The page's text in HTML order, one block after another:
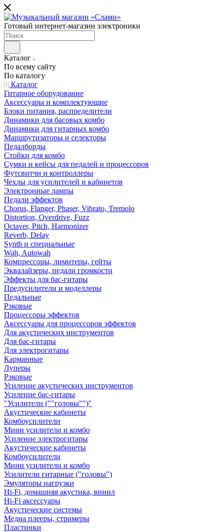
Готовый интернет-магазин электроники
Каталог
По всему сайту
По каталогу
Каталог
Гитарное оборудование
Аксессуары и комплектующие
Блоки питания, распределители
Динамики для басовых комбо
Динамики для гитарных комбо
Маршрутизаторы и селекторы
Педалборды
Стойки для комбо
Сумки и кейсы для педалей и процессоров
Футсвитчи и контроллеры
Чехлы для усилителей и кабинетов
Электронные лампы
Педали эффектов
Chorus, Flanger, Phaser, Vibrato, Tremolo
Distortion, Overdrive, Fuzz
Octaver, Pitch, Harmonizer
Reverb, Delay
Synth и специальные
Wah, Autowah
Компрессоры, лимитеры, гейты
Эквалайзеры, педали громкости
Эффекты для бас-гитары
Предусилители и моделлеры
Педальные
Рэковые
Процессоры эффектов
Аксессуары для процессоров эффектов
Для акустических инструментов
Для бас-гитары
Для электрогитары
Карманные
Луперы
Рэковые
Усиление акустических инструментов
Усиление бас-гитары
"Усилители (""головы"")"
Акустические кабинеты
Комбоусилители
Мини усилители и комбо
Усиление электрогитары
Акустические кабинеты
Комбоусилители
Мини усилители и комбо
Усилители гитарные ("головы")
Эмуляторы нагрузки
Hi-Fi, домашняя акустика, винил
Hi-Fi аксессуары
Акустические системы
Медиа плееры, стримеры
Пластинки